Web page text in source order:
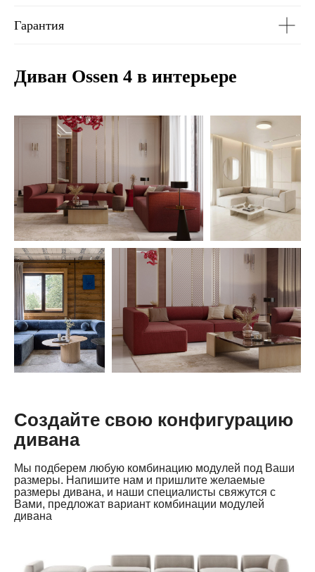
Гарантия
Диван Ossen 4 в интерьере
Мы подберем любую комбинацию модулей под Ваши
размеры. Напишите нам и пришлите желаемые
размеры дивана, и наши специалисты свяжутся с
Вами, предложат вариант комбинации модулей
дивана
Создайте свою конфигурацию
дивана